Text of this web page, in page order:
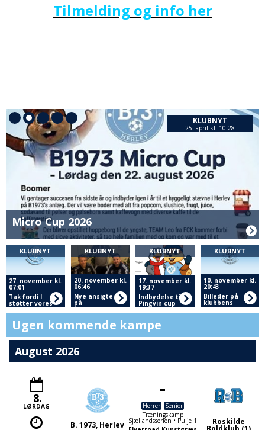
Tilmelding og info her
KLUBNYT
25. april kl. 10:28
Micro Cup 2026
KLUBNYT
27. november kl.
07:01
Tak fordi I
støtter vores
sponsorer
KLUBNYT
20. november kl.
06:46
Nye ansigter
på
trænerbænken
KLUBNYT
17. november kl.
19:37
Indbydelse til
Pingvin cup
KLUBNYT
10. november kl.
20:43
Billeder på
klubbens
hjemmeside
Ugen kommende kampe
August 2026
8.
LØRDAG
B. 1973, Herlev
-
Herrer
Senior
Træningskamp
Sjællandsserien • Pulje 1
Roskilde